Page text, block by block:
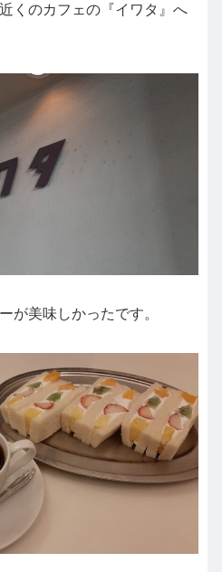
くのカフェの『イワタ』へ
が美味しかったです。